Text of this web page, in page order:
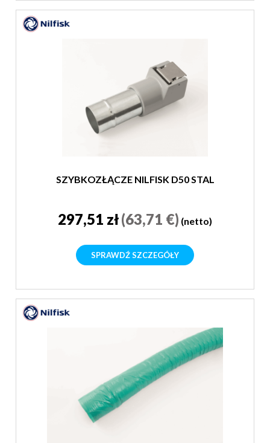
SZYBKOZŁĄCZE NILFISK D50 STAL
297,51 zł(63,71 €) (netto)
SPRAWDŹ SZCZEGÓŁY